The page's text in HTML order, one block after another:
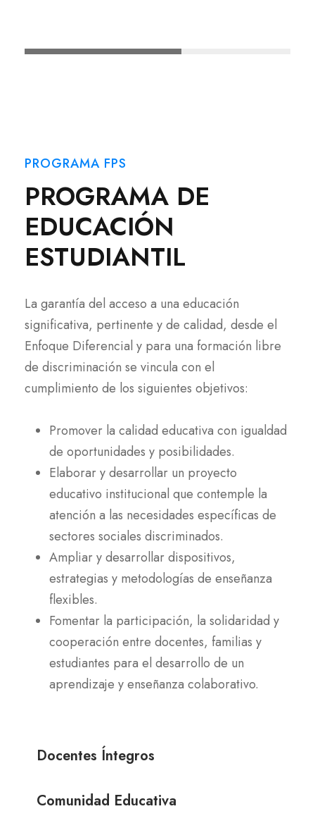
PROGRAMA FPS
PROGRAMA DE
EDUCACIÓN
ESTUDIANTIL
La garantía del acceso a una educación
significativa, pertinente y de calidad, desde el
Enfoque Diferencial y para una formación libre
de discriminación se vincula con el
cumplimiento de los siguientes objetivos:
Promover la calidad educativa con igualdad
de oportunidades y posibilidades.
Elaborar y desarrollar un proyecto
educativo institucional que contemple la
atención a las necesidades específicas de
sectores sociales discriminados.
Ampliar y desarrollar dispositivos,
estrategias y metodologías de enseñanza
flexibles.
Fomentar la participación, la solidaridad y
cooperación entre docentes, familias y
estudiantes para el desarrollo de un
aprendizaje y enseñanza colaborativo.
Docentes Íntegros
Comunidad Educativa